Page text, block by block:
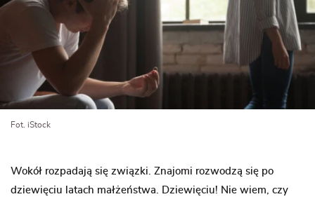
Fot. iStock
Wokół rozpadają się związki. Znajomi rozwodzą się po
dziewięciu latach małżeństwa. Dziewięciu! Nie wiem, czy